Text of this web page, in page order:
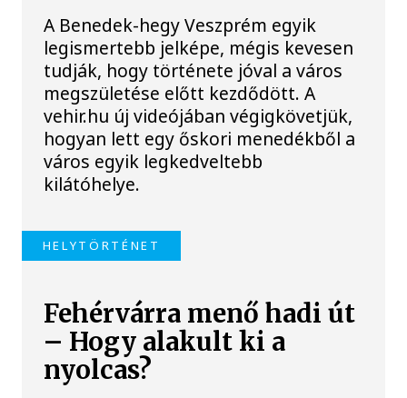
A Benedek-hegy Veszprém egyik
legismertebb jelképe, mégis kevesen
tudják, hogy története jóval a város
megszületése előtt kezdődött. A
vehir.hu új videójában végigkövetjük,
hogyan lett egy őskori menedékből a
város egyik legkedveltebb
kilátóhelye.
HELYTÖRTÉNET
Fehérvárra menő hadi út
– Hogy alakult ki a
nyolcas?